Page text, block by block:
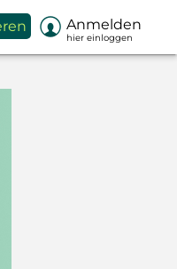
 Anmelden
hier einloggen